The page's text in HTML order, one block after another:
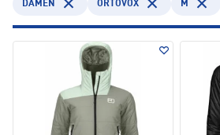
DAMEN ORTOVOX M